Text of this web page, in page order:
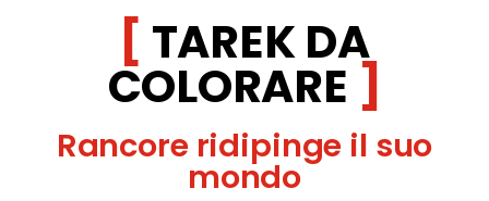
TAREK DA
COLORARE
Rancore ridipinge il suo
mondo